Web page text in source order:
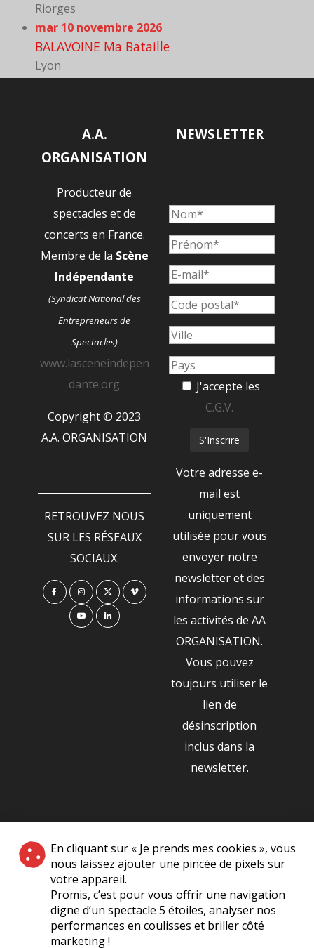
En cliquant sur « Je prends mes cookies », vous
nous laissez ajouter une pincée de pixels sur
votre appareil.
Promis, c’est pour vous offrir une navigation
digne d’un spectacle 5 étoiles, analyser nos
performances en coulisses et briller côté
marketing !
Riorges
mar 10 novembre 2026
BALAVOINE Ma Bataille
Lyon
A.A.
ORGANISATION
Producteur de
spectacles et de
concerts en France.
Membre de la Scène
Indépendante
(Syndicat National des
Entrepreneurs de
Spectacles)
www.lasceneindepen
dante.org
Copyright © 2023
A.A. ORGANISATION
RETROUVEZ NOUS
SUR LES RÉSEAUX
SOCIAUX.
NEWSLETTER
J'accepte les
C.G.V.
Votre adresse e-
mail est
uniquement
utilisée pour vous
envoyer notre
newsletter et des
informations sur
les activités de AA
ORGANISATION.
Vous pouvez
toujours utiliser le
lien de
désinscription
inclus dans la
newsletter.
NOS PARTENAIRES
|